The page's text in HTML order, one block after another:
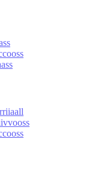
ss
cooss
ass
rriiaall
ivvooss
cooss